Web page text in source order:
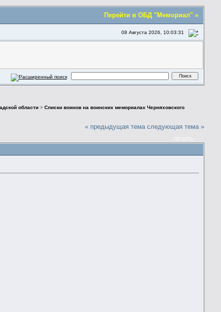
Перейти в ОБД "Мемориал" »
08 Августа 2026, 10:03:31
области >Списки воинов на воинских мемориалах Черняховского
« предыдущая тема следующая тема »
ПЕЧАТЬ